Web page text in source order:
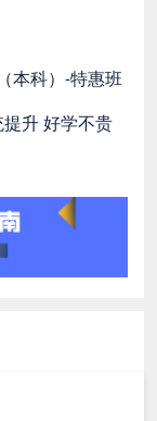
本科）-特惠班
升 好学不贵